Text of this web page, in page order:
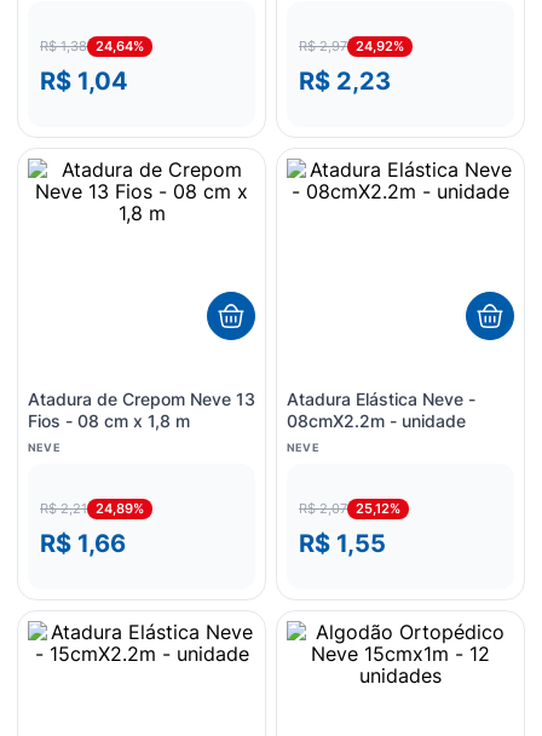
R$ 1,38 24,64%
R$ 1,04
R$ 2,97 24,92%
R$ 2,23
Atadura de Crepom Neve 13
Fios - 08 cm x 1,8 m
NEVE
R$ 2,21 24,89%
R$ 1,66
Atadura Elástica Neve -
08cmX2.2m - unidade
NEVE
R$ 2,07 25,12%
R$ 1,55